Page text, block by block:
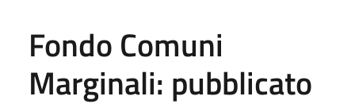
Fondo Comuni
Marginali: pubblicato